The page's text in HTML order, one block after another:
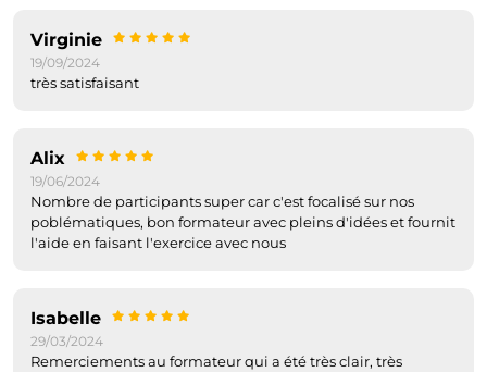
Virginie
19/09/2024
très satisfaisant
Alix
19/06/2024
Nombre de participants super car c'est focalisé sur nos
poblématiques, bon formateur avec pleins d'idées et fournit
l'aide en faisant l'exercice avec nous
Isabelle
29/03/2024
Remerciements au formateur qui a été très clair, très